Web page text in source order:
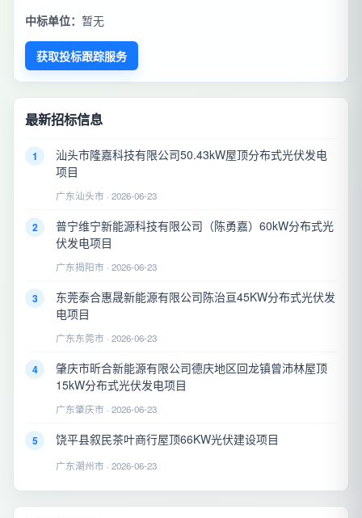
中标单位： 暂无
获取投标跟踪服务
最新招标信息
1
汕头市隆嘉科技有限公司50.43kW屋顶分布式光伏发电
项目
广东汕头市 · 2026-06-23
2
普宁维宁新能源科技有限公司（陈勇嘉）60kW分布式光
伏发电项目
广东揭阳市 · 2026-06-23
3
东莞泰合惠晟新能源有限公司陈治亘45KW分布式光伏发
电项目
广东东莞市 · 2026-06-23
4
肇庆市昕合新能源有限公司德庆地区回龙镇曾沛林屋顶
15kW分布式光伏发电项目
广东肇庆市 · 2026-06-23
5 饶平县叙民茶叶商行屋顶66KW光伏建设项目
广东潮州市 · 2026-06-23